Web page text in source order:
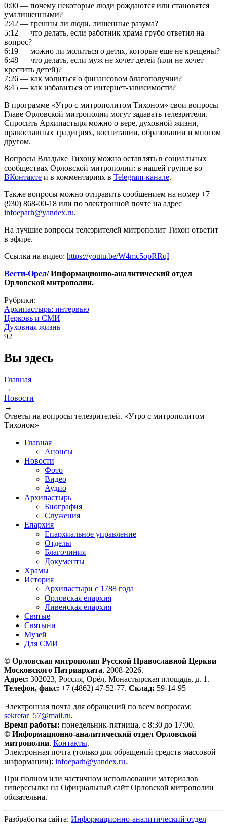
0:00 — почему некоторые люди рождаются или становятся
умалишенными?
2:42 — грешны ли люди, лишенные разума?
5:12 — что делать, если работник храма грубо ответил на
вопрос?
6:19 — можно ли молиться о детях, которые еще не крещены?
6:48 — что делать, если муж не хочет детей (или не хочет
крестить детей)?
7:26 — как молиться о финансовом благополучии?
8:45 — как избавиться от интернет-зависимости?
В программе «Утро с митрополитом Тихоном» свои вопросы
Главе Орловской митрополии могут задавать телезрители.
Спросить Архипастыря можно о вере, духовной жизни,
православных традициях, воспитании, образовании и многом
другом.
Вопросы Владыке Тихону можно оставлять в социальных
сообществах Орловской митрополии: в нашей группе во
ВКонтакте и в комментариях в Telegram-канале.
Также вопросы можно отправить сообщением на номер +7
(930) 868-00-18 или по электронной почте на адрес
infoeparh@yandex.ru.
На лучшие вопросы телезрителей митрополит Тихон ответит
в эфире.
Ссылка на видео: https://youtu.be/W4mc5opRRqI
Вести-Орел/ Информационно-аналитический отдел
Орловской митрополии.
Рубрики:
Архипастырь: интервью
Церковь и СМИ
Духовная жизнь
92
Вы здесь
Главная
→
Новости
→
Ответы на вопросы телезрителей. «Утро с митрополитом
Тихоном»
Главная
Анонсы
Новости
Фото
Видео
Аудио
Архипастырь
Биография
Служения
Епархия
Епархиальное управление
Отделы
Благочиния
Документы
Храмы
История
Архипастыри с 1788 года
Орловская епархия
Ливенская епархия
Святые
Святыни
Музей
Для СМИ
© Орловская митрополия Русской Православной Церкви
Московского Патриархата, 2008-2026.
Адрес: 302023, Россия, Орёл, Монастырская площадь, д. 1.
Телефон, факс: +7 (4862) 47-52-77. Склад: 59-14-95
Электронная почта для обращений по всем вопросам:
sekretar_57@mail.ru.
Время работы: понедельник-пятница, с 8:30 до 17:00.
© Информационно-аналитический отдел Орловской
митрополии. Контакты.
Электронная почта (только для обращений средств массовой
информации): infoeparh@yandex.ru.
При полном или частичном использовании материалов
гиперссылка на Официальный сайт Орловской митрополии
обязательна.
Разбработка сайта: Информационно-аналитический отдел